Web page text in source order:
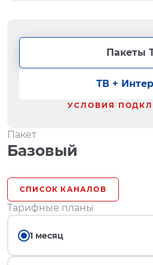
Пакеты
ТВ +
УСЛОВИЯ
Пакет
Базовый
СПИСОК КАНАЛОВ
Тарифные планы
1 месяц